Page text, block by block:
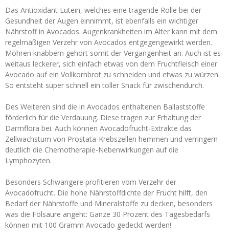
Das Antioxidant Lutein, welches eine tragende Rolle bei der
Gesundheit der Augen einnimmt, ist ebenfalls ein wichtiger
Nährstoff in Avocados. Augenkrankheiten im Alter kann mit dem
regelmäßigen Verzehr von Avocados entgegengewirkt werden.
Möhren knabbern gehört somit der Vergangenheit an. Auch ist es
weitaus leckerer, sich einfach etwas von dem Fruchtfleisch einer
Avocado auf ein Vollkornbrot zu schneiden und etwas zu würzen.
So entsteht super schnell ein toller Snack für zwischendurch.
Des Weiteren sind die in Avocados enthaltenen Ballaststoffe
förderlich für die Verdauung. Diese tragen zur Erhaltung der
Darmflora bei. Auch können Avocadofrucht-Extrakte das
Zellwachstum von Prostata-Krebszellen hemmen und verringern
deutlich die Chemotherapie-Nebenwirkungen auf die
Lymphozyten.
Besonders Schwangere profitieren vom Verzehr der
Avocadofrucht. Die hohe Nährstoffdichte der Frucht hilft, den
Bedarf der Nährstoffe und Mineralstoffe zu decken, besonders
was die Folsäure angeht: Ganze 30 Prozent des Tagesbedarfs
können mit 100 Gramm Avocado gedeckt werden!